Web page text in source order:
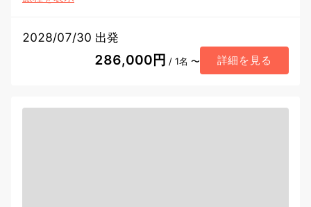
2028/07/30 出発
286,000円 / 1名 〜 詳細を見る